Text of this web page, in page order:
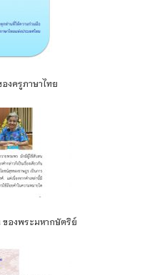
งครูภาษาไทย
องพระมหากษัตริย์